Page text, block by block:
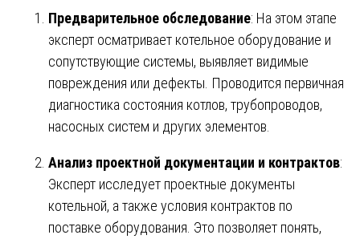
Предварительное обследование: На этом этапе
эксперт осматривает котельное оборудование и
сопутствующие системы, выявляет видимые
повреждения или дефекты. Проводится первичная
диагностика состояния котлов, трубопроводов,
насосных систем и других элементов.
Анализ проектной документации и контрактов:
Эксперт исследует проектные документы
котельной, а также условия контрактов по
поставке оборудования. Это позволяет понять,